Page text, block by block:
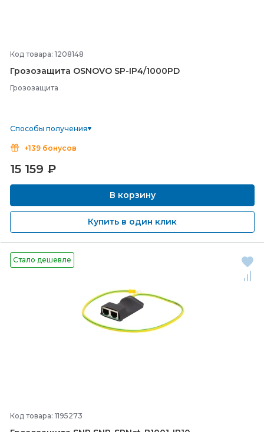
Код товара: 1208148
Грозозащита OSNOVO SP-IP4/1000PD
Грозозащита
Способы получения
+139 бонусов
15 159 ₽
В корзину
Купить в один клик
Стало дешевле
Код товара: 1195273